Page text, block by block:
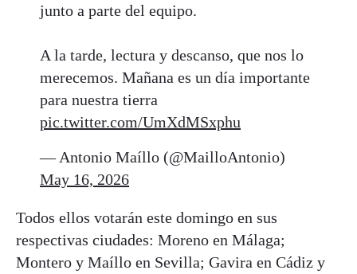
junto a parte del equipo.
A la tarde, lectura y descanso, que nos lo
merecemos. Mañana es un día importante
para nuestra tierra
pic.twitter.com/UmXdMSxphu
— Antonio Maíllo (@MailloAntonio)
May 16, 2026
Todos ellos votarán este domingo en sus
respectivas ciudades: Moreno en Málaga;
Montero y Maíllo en Sevilla; Gavira en Cádiz y